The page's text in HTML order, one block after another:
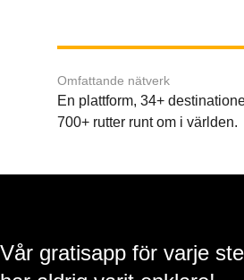
Omfattande nätverk
En plattform, 34+
700+ rutter runt om i världen.
Vår gratisapp för varje